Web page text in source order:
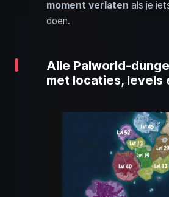
moment verlaten als je
doen.
Alle Palworld-
met locaties, levels